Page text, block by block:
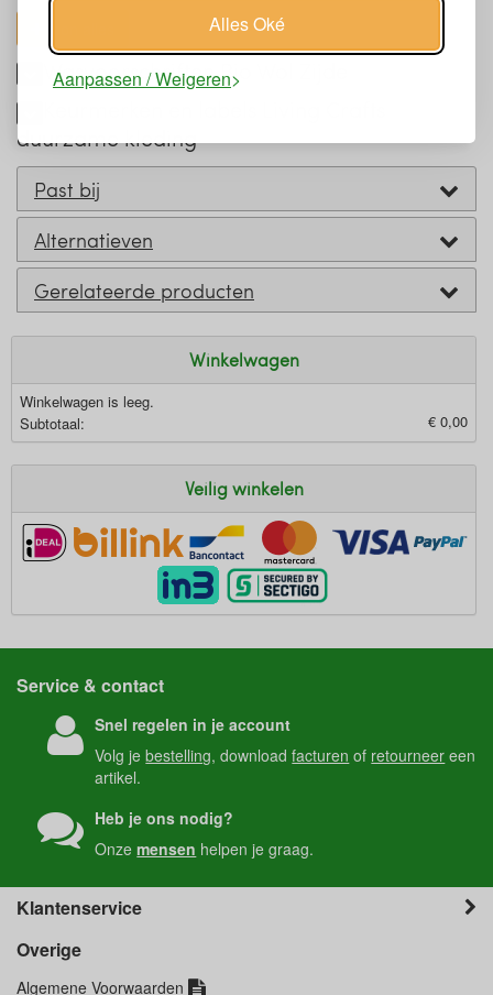
Alles Oké
Aanpassen / Weigeren
Wasvoorschriften Bio Wol Zijde
duurzame kleding
Past bij
Alternatieven
Gerelateerde producten
Winkelwagen
Winkelwagen is leeg.
Subtotaal:
€ 0,00
Veilig winkelen
Service & contact
Snel regelen in je account
Volg jebestelling, downloadfacturen of retourneer een
artikel.
Heb je ons nodig?
Onzemensen helpen je graag.
Klantenservice
Overige
Algemene Voorwaarden